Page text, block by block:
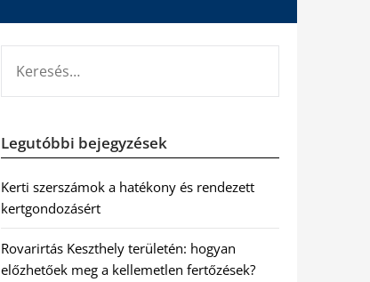
Legutóbbi bejegyzések
Kerti szerszámok a hatékony és rendezett
kertgondozásért
Rovarirtás Keszthely területén: hogyan
előzhetőek meg a kellemetlen fertőzések?